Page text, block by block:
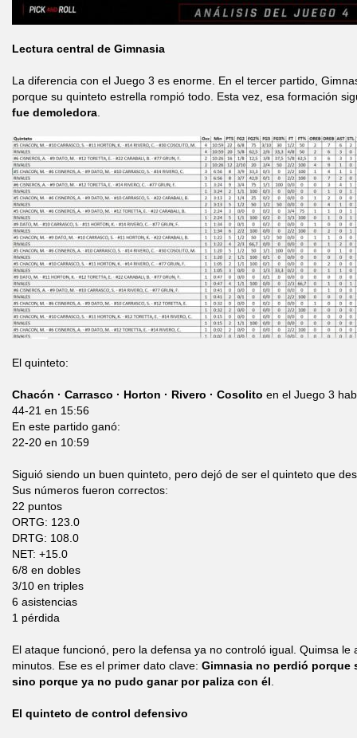
Lectura central de Gimnasia
La diferencia con el Juego 3 es enorme. En el tercer partido,
porque su quinteto estrella rompió todo. Esta vez, esa formación
fue demoledora
El quinteto:
Chacón · Carrasco · Horton · Rivero · Cosolito en el Juego 3
44-21 en 15:56
En este partido ganó:
22-20 en 10:59
Siguió siendo un buen quinteto, pero dejó de ser el quinteto que
Sus números fueron correctos:
22 puntos
ORTG: 123.0
DRTG: 108.0
NET: +15.0
6/8 en dobles
3/10 en triples
6 asistencias
1 pérdida
El ataque funcionó, pero la defensa ya no controló igual. Quimsa le
minutos. Ese es el primer dato clave: Gimnasia no perdió porque
sino porque ya no pudo ganar por paliza con él
El quinteto de control defensivo